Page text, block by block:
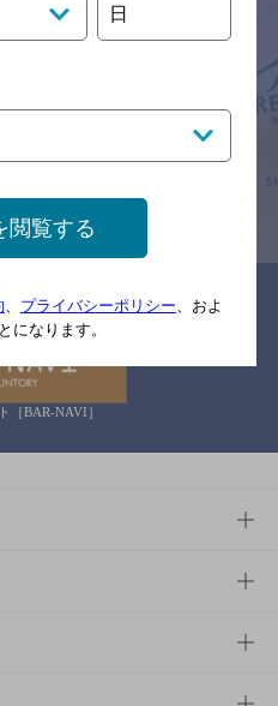
時間などの掲載情報については、
ことがありますので、
くださいますようお願い申し上げま
ぐるなび
ンク
［BAR-NAVI］
日
閲覧する
、 プライバシーポリシー、およ
になります。